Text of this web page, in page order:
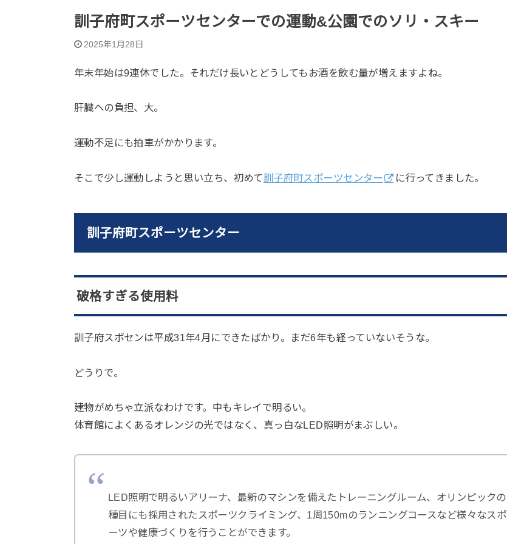
訓子府町スポーツセンターでの運動&公園でのソリ・スキー
2025年1月28日
年末年始は9連休でした。それだけ長いとどうしてもお酒を飲む量が増えますよね。
肝臓への負担、大。
運動不足にも拍車がかかります。
そこで少し運動しようと思い立ち、初めて訓子府町スポーツセンター に行ってきました。
訓子府町スポーツセンター
破格すぎる使用料
訓子府スポセンは平成31年4月にできたばかり。まだ6年も経っていないそうな。
どうりで。
建物がめちゃ立派なわけです。中もキレイで明るい。
体育館によくあるオレンジの光ではなく、真っ白なLED照明がまぶしい。
LED照明で明るいアリーナ、最新のマシンを備えたトレーニングルーム、オリンピックの
種目にも採用されたスポーツクライミング、1周150mのランニングコースなど様々なスポ
ーツや健康づくりを行うことができます。